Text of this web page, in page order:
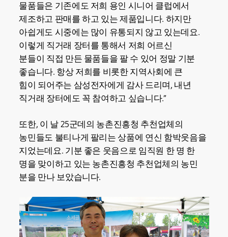
물품들은 기존에도 저희 용인 시니어 클럽에서
제조하고 판매를 하고 있는 제품입니다. 하지만
아쉽게도 시중에는 많이 유통되지 않고 있는데요.
이렇게 직거래 장터를 통해서 저희 어르신
분들이 직접 만든 물품들을 팔 수 있어 정말 기분
좋습니다. 항상 저희를 비롯한 지역사회에 큰
힘이 되어주는 삼성전자에게 감사 드리며, 내년
직거래 장터에도 꼭 참여하고 싶습니다.”
또한, 이 날 25군데의 농촌진흥청 추천업체의
농민들도 불티나게 팔리는 상품에 연신 함박웃음을
지었는데요. 기분 좋은 웃음으로 임직원 한 명 한
명을 맞이하고 있는 농촌진흥청 추천업체의 농민
분을 만나 보았습니다.